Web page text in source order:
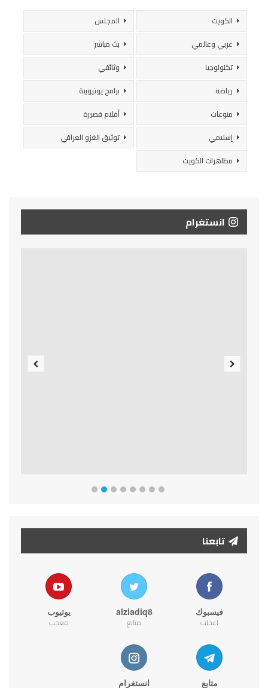
الكويت
المجلس
عربي وعالمي
بث مباشر
تكنولوجيا
وثائقي
رياضة
برامج يوتيوبية
منوعات
أفلام قصيرة
إسلامي
توثيق الغزو العراقي
مظاهرات الكويت
انستغرام
تابعنا
فيسبوك
اعجاب
alziadiq8
متابع
يوتيوب
معجب
متابع انستغرام